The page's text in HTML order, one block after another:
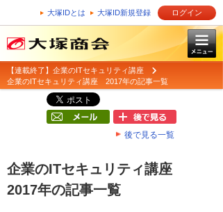
大塚IDとは 大塚ID新規登録 ログイン
【連載終了】企業のITセキュリティ講座
企業のITセキュリティ講座 2017年の記事一覧
後で見る一覧
企業のITセキュリティ講座
2017年の記事一覧